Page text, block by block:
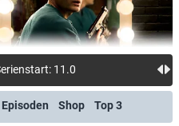
Episoden Shop Top 3